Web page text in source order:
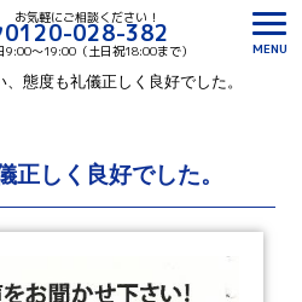
お気軽にご相談ください！
0120-028-382
9:00〜19:00（土日祝18:00まで）
MENU
、態度も礼儀正しく良好でした。
正しく良好でした。